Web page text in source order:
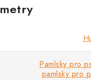
Pamlsky pro
pamlsky pro